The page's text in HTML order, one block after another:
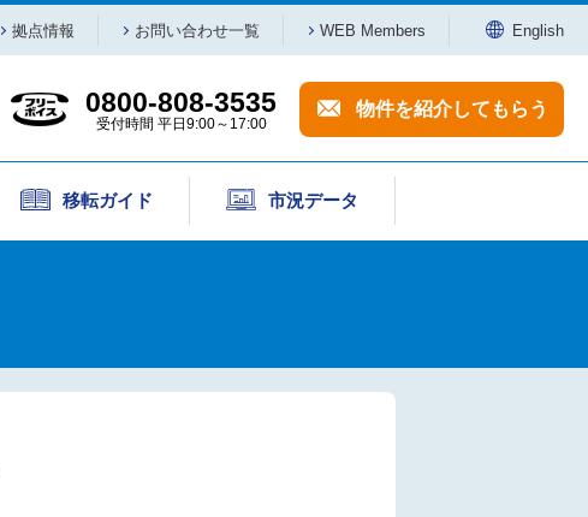
拠点情報 お問い合わせ一覧 WEB Members English
0800-808-3535
受付時間 平日9:00～17:00
物件を紹介してもらう
移転ガイド 市況データ